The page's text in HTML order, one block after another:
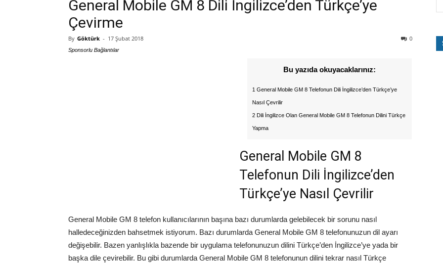
General Mobile GM 8 Dili İngilizce’den Türkçe’ye
Çevirme
By Göktürk - 17 Şubat 2018 0
Sponsorlu Bağlantılar
Bu yazıda okuyacaklarınız:
1 General Mobile GM 8 Telefonun Dili İngilizce’den Türkçe’ye
Nasıl Çevrilir
2 Dili İngilizce Olan General Mobile GM 8 Telefonun Dilini Türkçe
Yapma
General Mobile GM 8
Telefonun Dili İngilizce’den
Türkçe’ye Nasıl Çevrilir
General Mobile GM 8 telefon kullanıcılarının başına bazı durumlarda gelebilecek bir sorunu nasıl
halledeceğinizden bahsetmek istiyorum. Bazı durumlarda General Mobile GM 8 telefonunuzun dil ayarı
değişebilir. Bazen yanlışlıkla bazende bir uygulama telefonunuzun dilini Türkçe’den İngilizce’ye yada bir
başka dile çevirebilir. Bu gibi durumlarda General Mobile GM 8 telefonunun dilini tekrar nasıl Türkçe